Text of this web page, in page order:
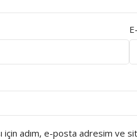
için adım, e-posta adresim ve